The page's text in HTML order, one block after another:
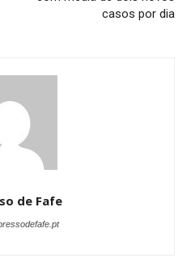
casos por dia
de Fafe